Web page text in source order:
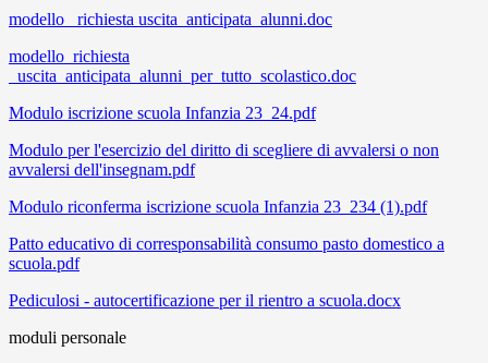
modello_ richiesta uscita_anticipata_alunni.doc
modello_richiesta
_uscita_anticipata_alunni_per_tutto_scolastico.doc
Modulo iscrizione scuola Infanzia 23_24.pdf
Modulo per l'esercizio del diritto di scegliere di avvalersi o non
avvalersi dell'insegnam.pdf
Modulo riconferma iscrizione scuola Infanzia 23_234 (1).pdf
Patto educativo di corresponsabilità consumo pasto domestico a
scuola.pdf
Pediculosi - autocertificazione per il rientro a scuola.docx
moduli personale